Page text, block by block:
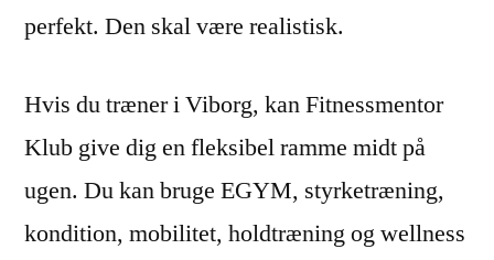
perfekt. Den skal være realistisk.
Hvis du træner i Viborg, kan Fitnessmentor
Klub give dig en fleksibel ramme midt på
ugen. Du kan bruge EGYM, styrketræning,
kondition, mobilitet, holdtræning og wellness